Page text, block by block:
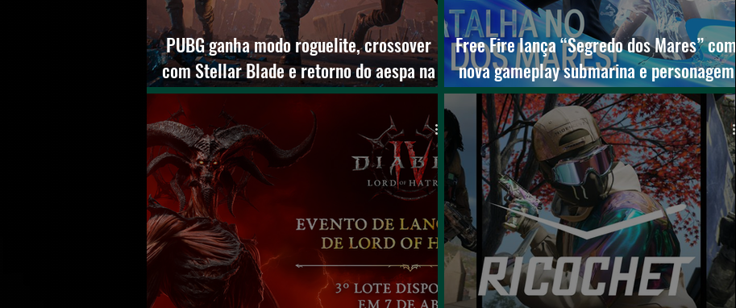
PUBG ganha modo roguelite, crossover
com Stellar Blade e retorno do aespa na
atualização 41.1
Free Fire lança “Segredo dos Mares” com
nova gameplay submarina e personagem
inédito